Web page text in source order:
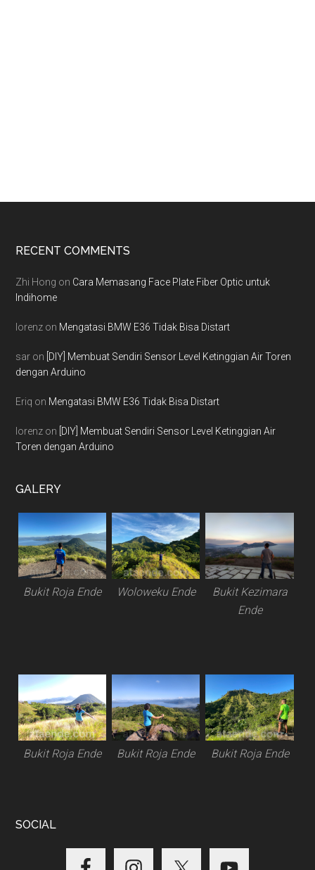
Footer
RECENT COMMENTS
Zhi Hong on Cara Memasang Face Plate Fiber Optic untuk
Indihome
lorenz on Mengatasi BMW E36 Tidak Bisa Distart
sar on [DIY] Membuat Sendiri Sensor Level Ketinggian Air Toren
dengan Arduino
Eriq on Mengatasi BMW E36 Tidak Bisa Distart
lorenz on [DIY] Membuat Sendiri Sensor Level Ketinggian Air
Toren dengan Arduino
GALERY
Bukit Roja Ende Woloweku Ende
Bukit Kezimara
Ende
Bukit Roja Ende Bukit Roja Ende Bukit Roja Ende
SOCIAL